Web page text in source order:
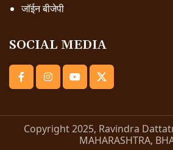
जॉईन बीजेपी
SOCIAL MEDIA
Copyright 2025, Ravindra
MAHARASHTRA,